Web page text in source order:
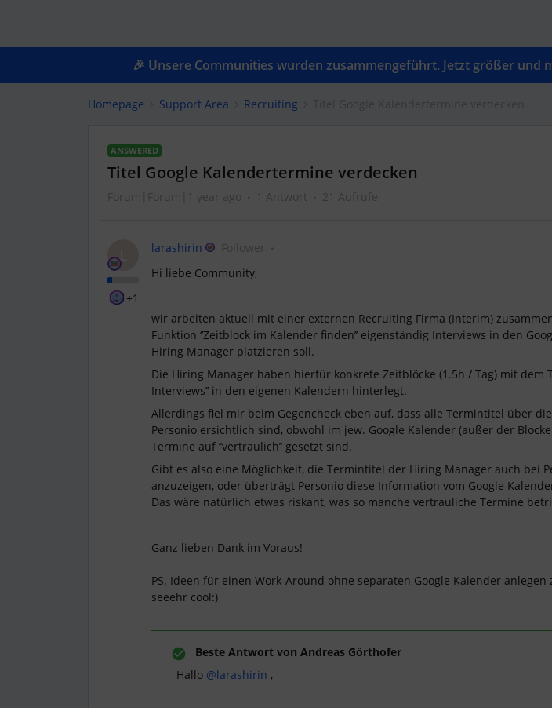
🎉 Unsere Communities wurden zusammengeführt. Jetzt größer und
Homepage Support Area Recruiting
ANSWERED
Titel Google Kalendertermine verdecken
Forum|Forum|1 year ago 1 Antwort 21 Aufrufe
L
+1
larashirin
Follower
Hi liebe Community,
wir arbeiten aktuell mit einer externen Recruiting Firma (Interim)
Funktion ‘’Zeitblock im Kalender finden’’ eigenständig Interviews in den
Hiring Manager platzieren soll.
Die Hiring Manager haben hierfür konkrete Zeitblöcke (1.5h / Tag) mit dem
Interviews’’ in den eigenen Kalendern hinterlegt.
Allerdings fiel mir beim Gegencheck eben auf, dass alle Termintitel über
Personio ersichtlich sind, obwohl im jew. Google Kalender (außer der
Termine auf ‘’vertraulich’’ gesetzt sind.
Gibt es also eine Möglichkeit, die Termintitel der Hiring Manager auch bei
anzuzeigen, oder überträgt Personio diese Information vom Google
Das wäre natürlich etwas riskant, was so manche vertrauliche Termine
Ganz lieben Dank im Voraus!
PS. Ideen für einen Work-Around ohne separaten Google Kalender anlegen
seeehr cool:)
Beste Antwort von Andreas Görthofer
Hallo ​ @larashirin ,